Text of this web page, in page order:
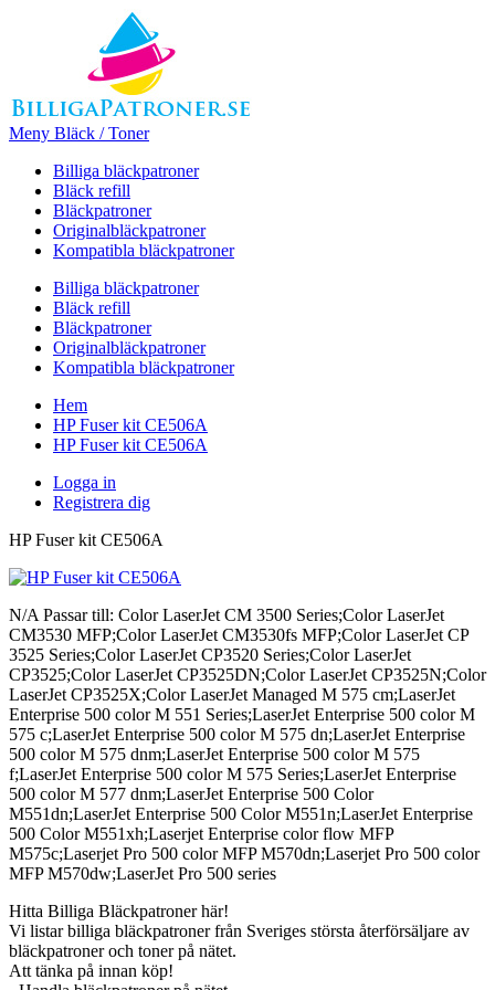
Meny Bläck / Toner
Billiga bläckpatroner
Bläck refill
Bläckpatroner
Originalbläckpatroner
Kompatibla bläckpatroner
Billiga bläckpatroner
Bläck refill
Bläckpatroner
Originalbläckpatroner
Kompatibla bläckpatroner
Hem
HP Fuser kit CE506A
HP Fuser kit CE506A
Logga in
Registrera dig
HP Fuser kit CE506A
N/A Passar till: Color LaserJet CM 3500 Series;Color LaserJet
CM3530 MFP;Color LaserJet CM3530fs MFP;Color LaserJet CP
3525 Series;Color LaserJet CP3520 Series;Color LaserJet
CP3525;Color LaserJet CP3525DN;Color LaserJet CP3525N;Color
LaserJet CP3525X;Color LaserJet Managed M 575 cm;LaserJet
Enterprise 500 color M 551 Series;LaserJet Enterprise 500 color M
575 c;LaserJet Enterprise 500 color M 575 dn;LaserJet Enterprise
500 color M 575 dnm;LaserJet Enterprise 500 color M 575
f;LaserJet Enterprise 500 color M 575 Series;LaserJet Enterprise
500 color M 577 dnm;LaserJet Enterprise 500 Color
M551dn;LaserJet Enterprise 500 Color M551n;LaserJet Enterprise
500 Color M551xh;Laserjet Enterprise color flow MFP
M575c;Laserjet Pro 500 color MFP M570dn;Laserjet Pro 500 color
MFP M570dw;LaserJet Pro 500 series
Hitta Billiga Bläckpatroner här!
Vi listar billiga bläckpatroner från Sveriges största återförsäljare av
bläckpatroner och toner på nätet.
Att tänka på innan köp!